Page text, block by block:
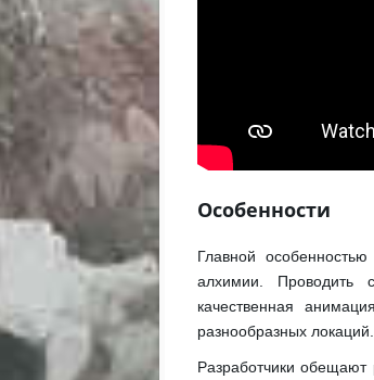
Особенности
Главной
алхимии. Проводить
качественная
разнообразных локаций.
Разработчики обещают